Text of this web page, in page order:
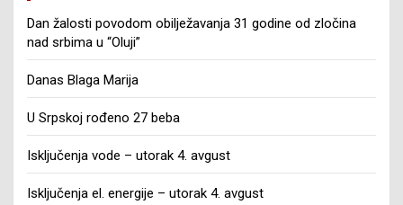
Dan žalosti povodom obilježavanja 31 godine od zločina
nad srbima u “Oluji”
Danas Blaga Marija
U Srpskoj rođeno 27 beba
Isključenja vode – utorak 4. avgust
Isključenja el. energije – utorak 4. avgust